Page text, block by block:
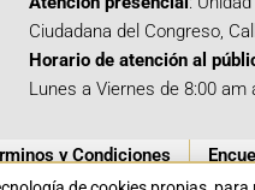
Ciudadana del Congreso,
Horario de atención al
Lunes a Viernes de 8:00 am
y Condiciones